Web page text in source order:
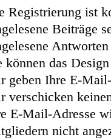
Registrierung ist
Beiträge
können das
geben Ihre E-
verschicken
E-Mail-Adresse
nicht